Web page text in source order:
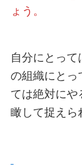
ょう。
自分にとっ
の組織にとっ
ては絶対に
瞰して捉えら